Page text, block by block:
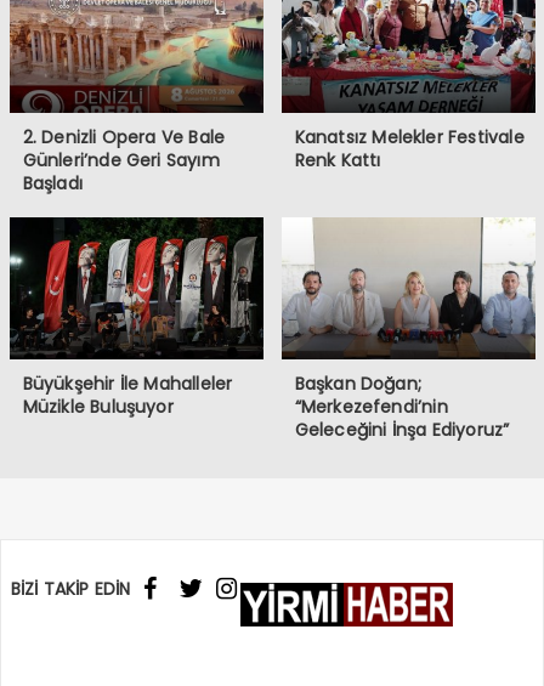
2. Denizli Opera Ve Bale
Günleri’nde Geri Sayım
Başladı
Kanatsız Melekler Festivale
Renk Kattı
Büyükşehir İle Mahalleler
Müzikle Buluşuyor
Başkan Doğan;
“Merkezefendi’nin
Geleceğini İnşa Ediyoruz”
BİZİ TAKİP EDİN